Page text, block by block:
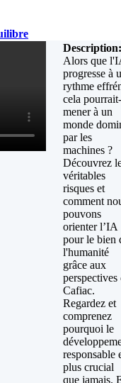
Description:
Alors que
progresse à
rythme
cela
mener à un
monde
par les
machines ?
Découvrez
véritables
risques et
comment
pouvons
orienter l’IA
pour le bien
l'humanité
grâce aux
perspectives
Cafiac.
Regardez et
comprenez
pourquoi le
responsable
plus crucial
que jamais.